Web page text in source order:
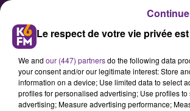
Le respect de votre vie privée
We and our (447) partnersdo the following data
your consent and/or our legitimate interest: Store
information on a device; Use limited data to select
profiles for personalised advertising; Use profiles
advertising; Measure advertising performance;